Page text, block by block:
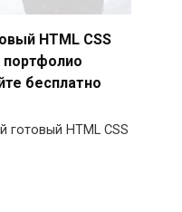
HTML CSS
бесплатно
готовый HTML CSS